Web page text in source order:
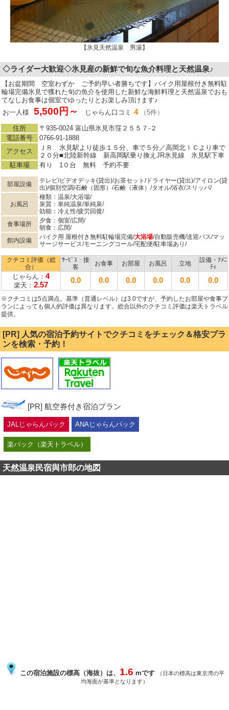
【氷見天然温泉 男湯】
◇ライダー大歓迎◇氷見産の新鮮で旬な魚介料理と天然温泉♪
【お盆期間 空室わずか ご予約早い者勝ちです】バイク用屋根付き無料駐
輪場完備氷見で獲れた旬の魚介を使用した新鮮な海鮮料理と天然温泉でおも
てなしお食事は個室でゆったりとお楽しみ頂けます♪
お一人様
5,500円～ じゃらん口コミ 4 （5件）
住所
〒935-0024 富山県氷見市窪２５５７‐２
電話番号
0766-91-1888
アクセス
ＪＲ 氷見駅より徒歩１５分、車で５分／高岡北ＩＣより車で
２０分■北陸新幹線 新高岡駅乗り換えJR氷見線 氷見駅下車
駐車場
有り 1０台 無料 予約不要
部屋設備
テレビ/ビデオデッキ(貸出)/お茶セット/ドライヤー(貸出)/アイロン(貸
出)/個別空調/石鹸（固形）/石鹸（液体）/タオル/浴衣/スリッパ/
お風呂
種類：温泉/大浴場/
泉質：単純温泉/単純泉/
効能：冷え性/疲労回復/
食事場所
夕食：個室/広間/
朝食：広間/
館内設備
バイク用 屋根付き無料駐輪場完備/大浴場/自動販売機/送迎バス/マッ
サージサービス/モーニングコール/宅配便/駐車場あり/
クチコミ評価（総
合）
ｻｰﾋﾞｽ・接
客
お食事 お部屋 お風呂 立地
設備・ｱﾒﾆ
ﾃｨ
じゃらん： 4
楽天： 2.57
0.0 0.0 0.0 0.0 0.0 0.0
※クチコミは5点満点。基準（普通レベル）は3.0ですが、予約したお部屋や食事プ
ランによっても個人的評価は異なります。総合以外のクチコミ評価は楽天トラベル
提供。
[PR] 人気の宿泊予約サイトでクチコミをチェック＆格安プラ
ンを検索・予約！
[PR] 航空券付き宿泊プラン
JALじゃらんパック ANAじゃらんパック
楽パック（楽天トラベル）
天然温泉民宿與市郎の地図
この宿泊施設の標高（海抜）は、 1.6 mです
（日本の標高は東京湾の平
均海面が基準となります）